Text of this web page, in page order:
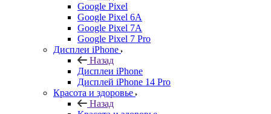
Google Pixel
Google Pixel 6A
Google Pixel 7А
Google Pixel 7 Pro
Дисплеи iPhone
Назад
Дисплеи iPhone
Дисплей iPhone 14 Pro
Красота и здоровье
Назад